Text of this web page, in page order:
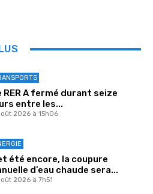
RER A fermé durant seize
entre les...
2026 à 15h06
été encore, la coupure
d’eau chaude sera...
2026 à 7h51